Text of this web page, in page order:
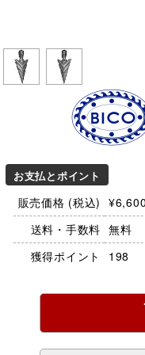
BICO
お支払とポイント
販売価格 (税込) ¥6,600
送料・手数料 無料
獲得ポイント
198